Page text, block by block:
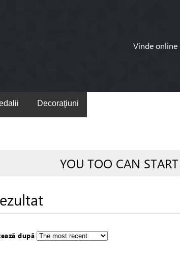
Vinde online
Decoraţiuni
YOU TOO CAN
după